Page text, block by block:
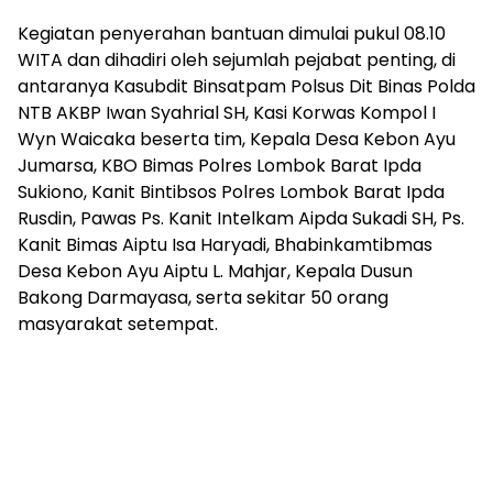
Kegiatan penyerahan bantuan dimulai pukul 08.10
WITA dan dihadiri oleh sejumlah pejabat penting, di
antaranya Kasubdit Binsatpam Polsus Dit Binas Polda
NTB AKBP Iwan Syahrial SH, Kasi Korwas Kompol I
Wyn Waicaka beserta tim, Kepala Desa Kebon Ayu
Jumarsa, KBO Bimas Polres Lombok Barat Ipda
Sukiono, Kanit Bintibsos Polres Lombok Barat Ipda
Rusdin, Pawas Ps. Kanit Intelkam Aipda Sukadi SH, Ps.
Kanit Bimas Aiptu Isa Haryadi, Bhabinkamtibmas
Desa Kebon Ayu Aiptu L. Mahjar, Kepala Dusun
Bakong Darmayasa, serta sekitar 50 orang
masyarakat setempat.